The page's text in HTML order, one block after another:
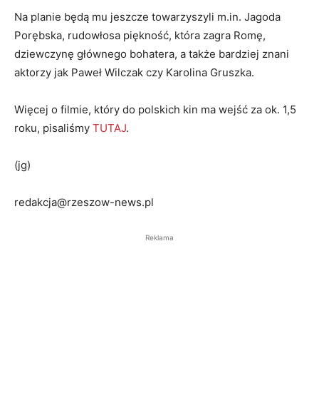
Na planie będą mu jeszcze towarzyszyli m.in. Jagoda
Porębska, rudowłosa piękność, która zagra Romę,
dziewczynę głównego bohatera, a także bardziej znani
aktorzy jak Paweł Wilczak czy Karolina Gruszka.
Więcej o filmie, który do polskich kin ma wejść za ok. 1,5
roku, pisaliśmy TUTAJ.
(jg)
redakcja@rzeszow-news.pl
Reklama